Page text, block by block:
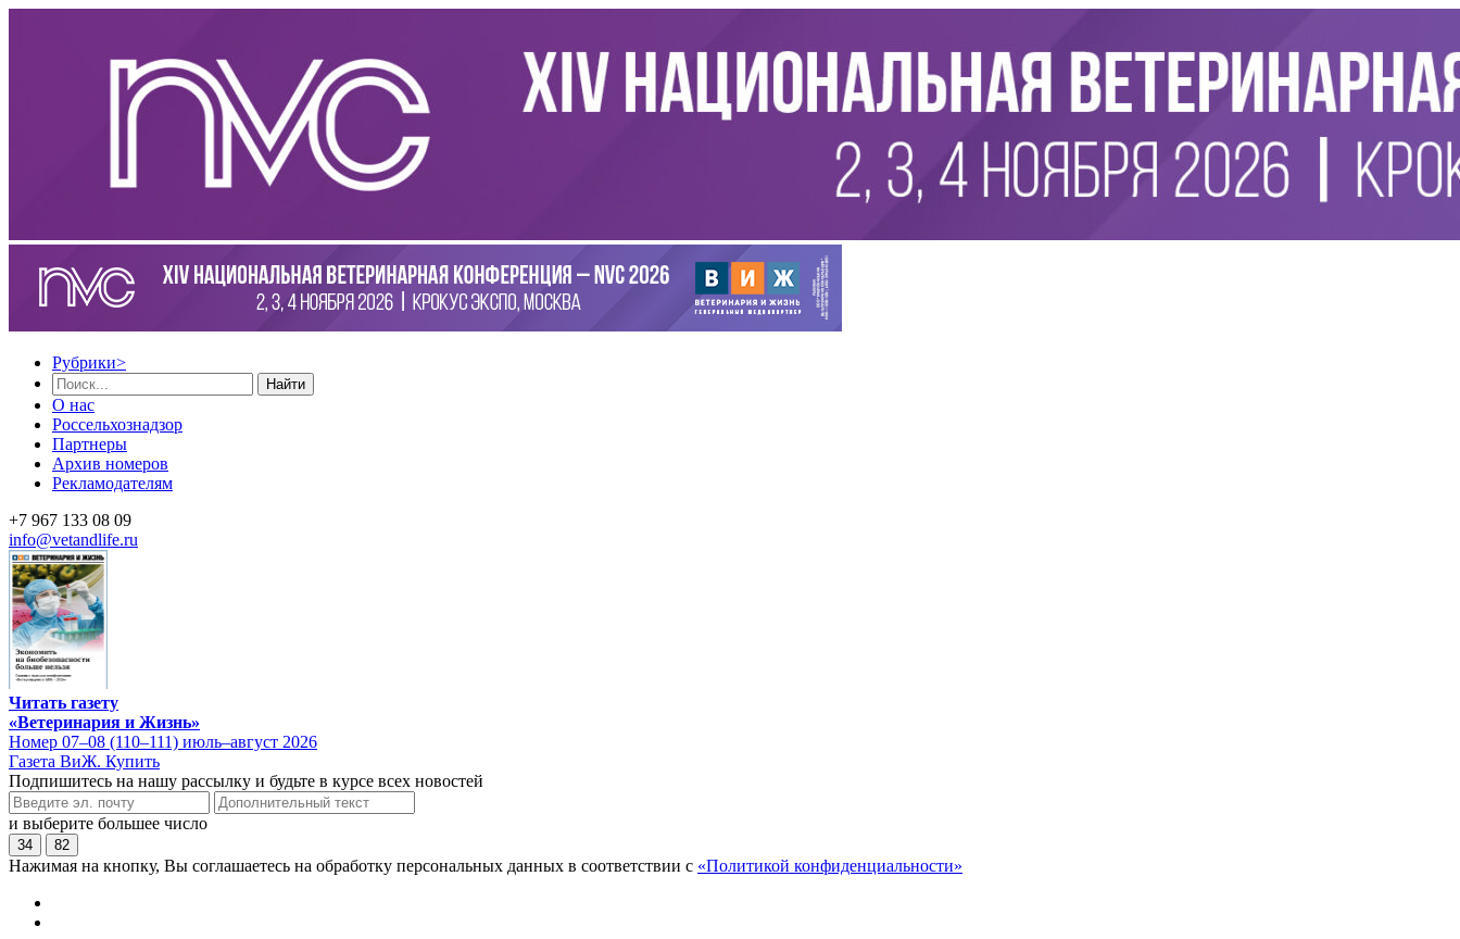
Рубрики>
Найти
О нас
Россельхознадзор
Партнеры
Архив номеров
Рекламодателям
+7 967 133 08 09
info@vetandlife.ru
Читать газету
«Ветеринария и Жизнь»
Номер 07–08 (110–111) июль–август 2026
Газета ВиЖ. Купить
Подпишитесь на нашу рассылку и будьте в курсе всех новостей
и выберите большее число
34 82
Нажимая на кнопку, Вы соглашаетесь на обработку персональных данных в соответствии с «Политикой конфиденциальности»